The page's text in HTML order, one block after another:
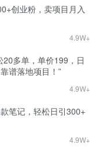
创业粉，卖项目月入
4.9W+
20多单，单价199，日
谱落地项目！”
4.9W+
笔记，轻松日引300+
4.9W+